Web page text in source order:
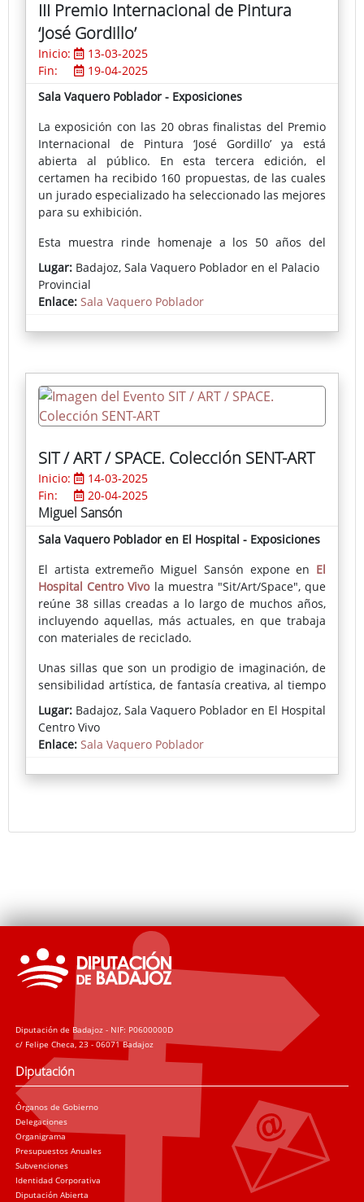
III Premio Internacional de Pintura
‘José Gordillo’
Inicio:
13-03-2025
Fin:
19-04-2025
Sala Vaquero Poblador - Exposiciones
La exposición con las 20 obras finalistas del Premio
Internacional de Pintura ‘José Gordillo’ ya está
abierta al público. En esta tercera edición, el
certamen ha recibido 160 propuestas, de las cuales
un jurado especializado ha seleccionado las mejores
para su exhibición.
Esta muestra rinde homenaje a los 50 años del
fallecimiento de José Gordillo, pintor y fotógrafo de
Fuente del Maestre.
Lugar: Badajoz, Sala Vaquero Poblador en el Palacio
Provincial
Enlace: Sala Vaquero Poblador
SIT / ART / SPACE. Colección SENT-ART
Inicio:
14-03-2025
Fin:
20-04-2025
Miguel Sansón
Sala Vaquero Poblador en El Hospital - Exposiciones
El artista extremeño Miguel Sansón expone en El
Hospital Centro Vivola muestra "Sit/Art/Space", que
reúne 38 sillas creadas a lo largo de muchos años,
incluyendo aquellas, más actuales, en que trabaja
con materiales de reciclado.
Unas sillas que son un prodigio de imaginación, de
sensibilidad artística, de fantasía creativa, al tiempo
que un ejemplo de una perfecta ejecución técnica.
Lugar: Badajoz, Sala Vaquero Poblador en El Hospital
Centro Vivo
Enlace: Sala Vaquero Poblador
Diputación de Badajoz - NIF: P0600000D
c/ Felipe Checa, 23 - 06071 Badajoz
Diputación
Órganos de Gobierno
Delegaciones
Organigrama
Presupuestos Anuales
Subvenciones
Identidad Corporativa
Diputación Abierta